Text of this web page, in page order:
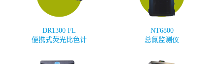
DR1300 FL
便携式荧光比色计
NT6800
总氮监测仪